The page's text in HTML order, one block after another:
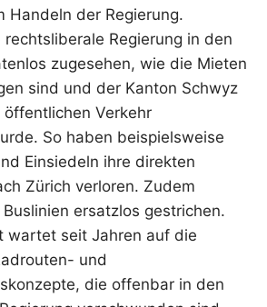
Handeln der Regierung.
Regierung in den
zugesehen, wie die Mieten
sind und der Kanton Schwyz
Verkehr
So haben beispielsweise
Einsiedeln ihre direkten
Zürich verloren. Zudem
ersatzlos gestrichen.
wartet seit Jahren auf die
und
die offenbar in den